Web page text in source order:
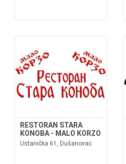
RESTORAN STARA
KONOBA - MALO KORZO
Ustanička 61, Dušanovac